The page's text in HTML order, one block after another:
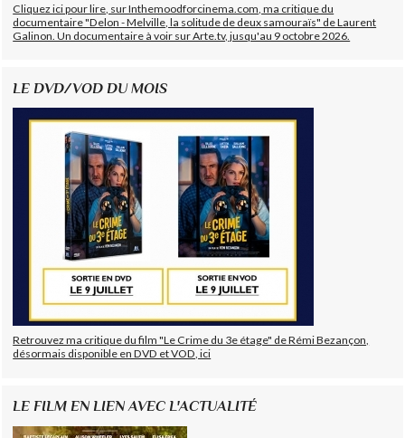
Cliquez ici pour lire, sur Inthemoodforcinema.com, ma critique du
documentaire "Delon - Melville, la solitude de deux samouraïs" de Laurent
Galinon. Un documentaire à voir sur Arte.tv, jusqu'au 9 octobre 2026.
LE DVD/VOD DU MOIS
Retrouvez ma critique du film "Le Crime du 3e étage" de Rémi Bezançon,
désormais disponible en DVD et VOD, ici
LE FILM EN LIEN AVEC L'ACTUALITÉ